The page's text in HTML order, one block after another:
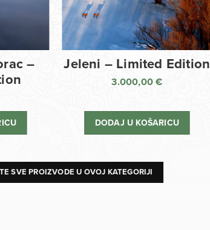
–
Jeleni – Limited Edition
3.000,00€
DODAJ U KOŠARICU
SVE PROIZVODE U OVOJ KATEGORIJI